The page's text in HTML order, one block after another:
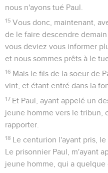
nous n'ayons tué Paul.
15 Vous donc, maintenant,
de le faire descendre
vous deviez vous informer
et nous sommes prêts à le
16 Mais le fils de la soeur de
vint, et étant entré dans la
17 Et Paul, ayant appelé un
jeune homme vers le tribun,
rapporter.
18 Le centurion l'ayant pris,
Le prisonnier Paul, m'ayant
jeune homme, qui a quelque